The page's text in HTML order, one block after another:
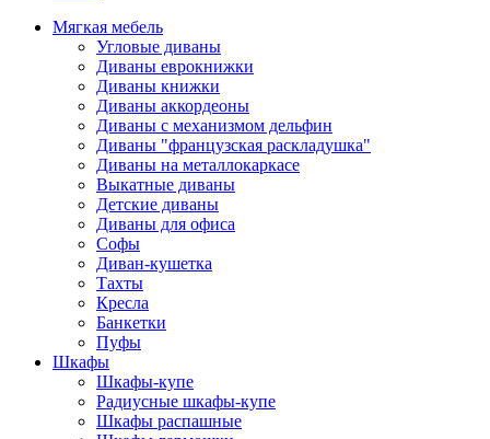
Мягкая мебель
Угловые диваны
Диваны еврокнижки
Диваны книжки
Диваны аккордеоны
Диваны с механизмом дельфин
Диваны "французская раскладушка"
Диваны на металлокаркасе
Выкатные диваны
Детские диваны
Диваны для офиса
Софы
Диван-кушетка
Тахты
Кресла
Банкетки
Пуфы
Шкафы
Шкафы-купе
Радиусные шкафы-купе
Шкафы распашные